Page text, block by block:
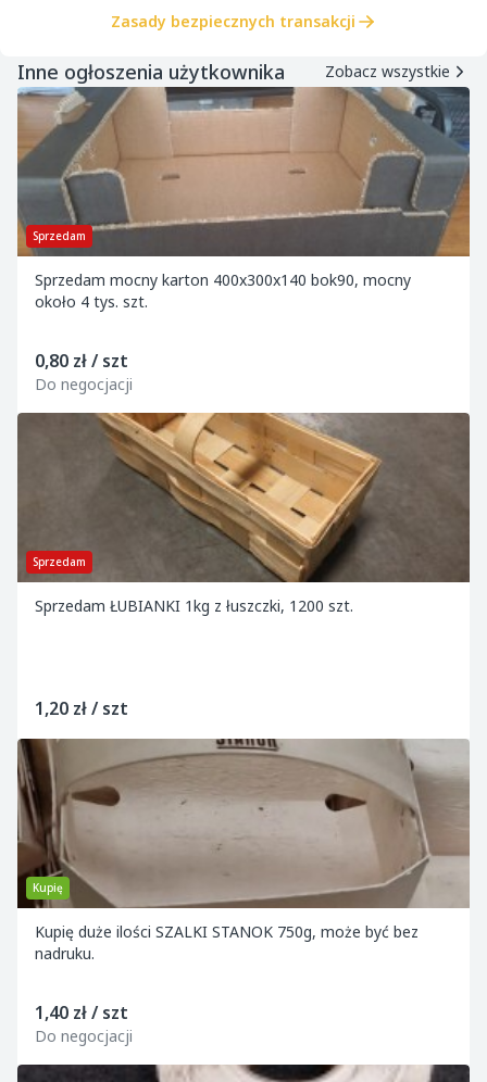
Zasady bezpiecznych transakcji
Inne ogłoszenia użytkownika Zobacz wszystkie
Sprzedam
Sprzedam mocny karton 400x300x140 bok90, mocny
około 4 tys. szt.
0,80 zł / szt
Do negocjacji
Sprzedam
Sprzedam ŁUBIANKI 1kg z łuszczki, 1200 szt.
1,20 zł / szt
Kupię
Kupię duże ilości SZALKI STANOK 750g, może być bez
nadruku.
1,40 zł / szt
Do negocjacji